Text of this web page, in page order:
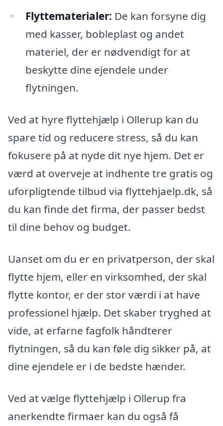
Flyttematerialer: De kan forsyne dig
med kasser, bobleplast og andet
materiel, der er nødvendigt for at
beskytte dine ejendele under
flytningen.
Ved at hyre flyttehjælp i Ollerup kan du
spare tid og reducere stress, så du kan
fokusere på at nyde dit nye hjem. Det er
værd at overveje at indhente tre gratis og
uforpligtende tilbud via flyttehjaelp.dk, så
du kan finde det firma, der passer bedst
til dine behov og budget.
Uanset om du er en privatperson, der skal
flytte hjem, eller en virksomhed, der skal
flytte kontor, er der stor værdi i at have
professionel hjælp. Det skaber tryghed at
vide, at erfarne fagfolk håndterer
flytningen, så du kan føle dig sikker på, at
dine ejendele er i de bedste hænder.
Ved at vælge flyttehjælp i Ollerup fra
anerkendte firmaer kan du også få